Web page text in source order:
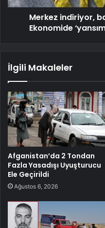
Merkez indiriyor,
Ekonomide
İlgili Makaleler
Afganistan’da 2 Tondan
Fazla Yasadışı Uyuşturucu
Ele Geçirildi
Ağustos 6, 2026